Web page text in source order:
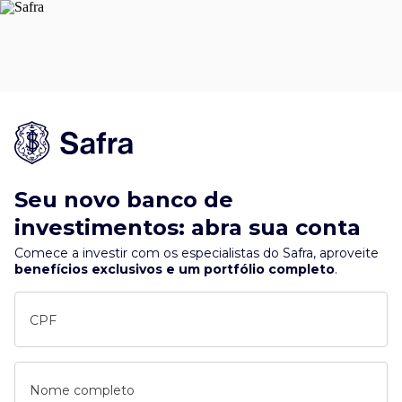
Seu novo banco de
investimentos: abra sua conta
Comece a investir com os especialistas do Safra, aproveite
benefícios exclusivos e um portfólio completo.
CPF
Nome completo